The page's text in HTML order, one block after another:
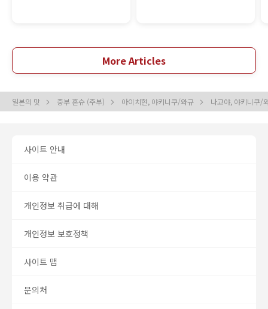
More Articles
일본의 맛 중부 혼슈 (주부) 아이치현, 야키니쿠/와규 나고야, 야키니쿠/
사이트 안내
이용 약관
개인정보 취급에 대해
개인정보 보호정책
사이트 맵
문의처